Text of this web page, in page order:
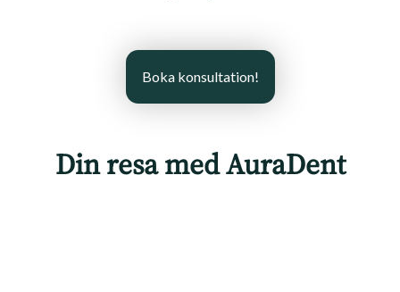
Boka konsultation!
Din resa med AuraDent